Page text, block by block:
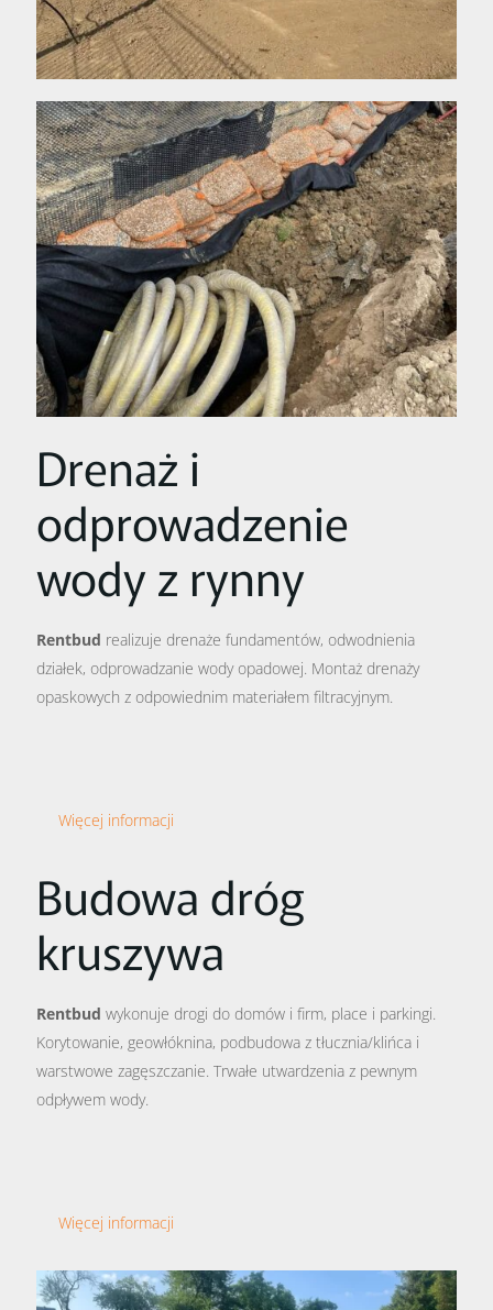
Drenaż i
odprowadzenie
wody z rynny
Rentbud realizuje drenaże fundamentów, odwodnienia
działek, odprowadzanie wody opadowej. Montaż drenaży
opaskowych z odpowiednim materiałem filtracyjnym.
Więcej informacji
Budowa dróg
kruszywa
Rentbud wykonuje drogi do domów i firm, place i parkingi.
Korytowanie, geowłóknina, podbudowa z tłucznia/klińca i
warstwowe zagęszczanie. Trwałe utwardzenia z pewnym
odpływem wody.
Więcej informacji